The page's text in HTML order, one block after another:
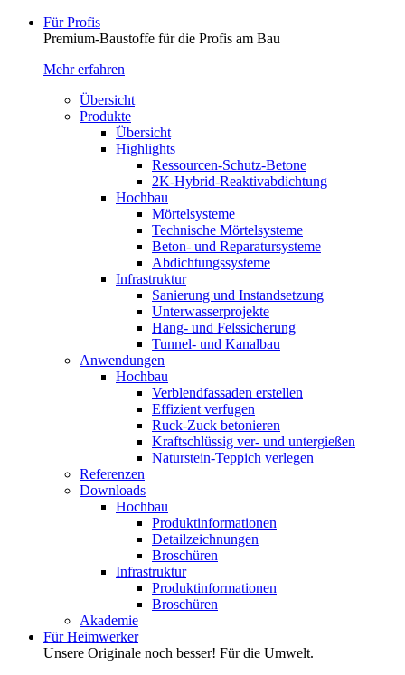
Für Profis
Premium-Baustoffe für die Profis am Bau
Mehr erfahren
Übersicht
Produkte
Übersicht
Highlights
Ressourcen-Schutz-Betone
2K-Hybrid-Reaktivab­dichtung
Hochbau
Mörtelsysteme
Technische Mörtelsysteme
Beton- und Reparatursysteme
Abdichtungssysteme
Infrastruktur
Sanierung und Instandsetzung
Unterwasserprojekte
Hang- und Felssicherung
Tunnel- und Kanalbau
Anwendungen
Hochbau
Verblendfassaden erstellen
Effizient verfugen
Ruck-Zuck betonieren
Kraftschlüssig ver- und untergießen
Naturstein-Teppich verlegen
Referenzen
Downloads
Hochbau
Produktinformationen
Detailzeichnungen
Broschüren
Infrastruktur
Produktinformationen
Broschüren
Akademie
Für Heimwerker
Unsere Originale noch besser! Für die Umwelt.